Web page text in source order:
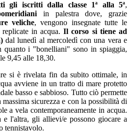
gli iscritti dalla classe 1ª alla 5ª,
in palestra dove, grazie
veliche, vengono insegnate tutte le
in acqua. Il corso si tiene ad
dal lunedì al mercoledì con una vera e
i "bonelliani" sono in spiaggia,
9,45 alle 18,30.
si è rivelata fin da subito ottimale, in
avviene in un tratto di mare protetto
basso e sabbioso. Tutto ciò permette
sicurezza e con la possibilità di
a vela contemporaneamente in acqua.
e l'altra, gli allievi/e possono giocare a
tennistavolo.